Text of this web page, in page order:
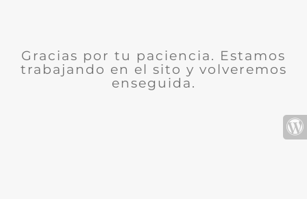
Gracias por tu paciencia. Estamos
trabajando en el sito y volveremos
enseguida.